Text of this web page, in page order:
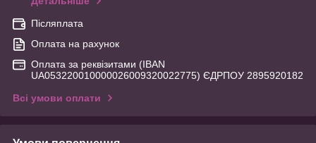
Післяплата
Оплата на рахунок
Оплата за реквізитами (IBAN
UA053220010000026009320022775) ЄДРПОУ 2895920182
Всі умови оплати